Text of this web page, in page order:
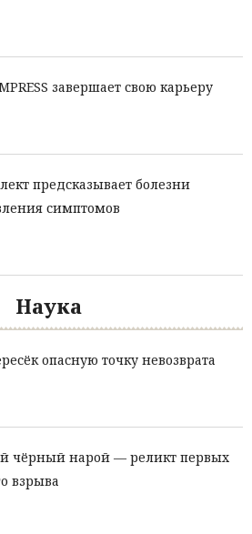
завершает свою карьеру
предсказывает болезни
симптомов
Наука
опасную точку невозврата
чёрный нарой — реликт первых
взрыва